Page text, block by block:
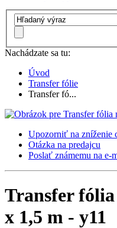
Nachádzate sa tu:
Úvod
Transfer fólie
Transfer fó...
Upozorniť na zníženie
Otázka na predajcu
Poslať známemu na e-
Transfer
x 1,5 m - y11